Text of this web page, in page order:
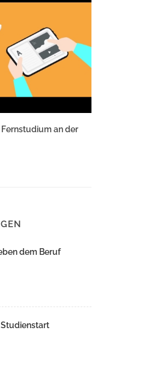
an der
dem Beruf